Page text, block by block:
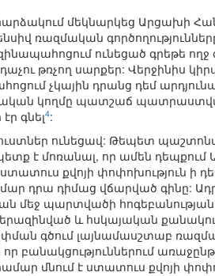
մեկնարկեց Արցախի
ռազմական
զինապահոցում ունեցած գրեթե
թռչող սարքեր: Վերջինիս
չկային դրանց դեմ
կողմը պատշաճ
գնել4:
ունեցավ: Թեպետ
է մոռանալ, որ ամեն դեպքում
քվոյի փոփոխություն ի
դրա դիմաց վճարված գինը:
մեջ պարտվածի հոգեբանության
և հսկայական
գծում լայնամասշտաբ
բանակցություններում
մնում է ստատուս քվոյի